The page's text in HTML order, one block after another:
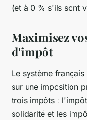
(et à 0 % s'ils sont
Maximisez
d'impôt
Le système
sur une imposition
trois impôts :
solidarité et les